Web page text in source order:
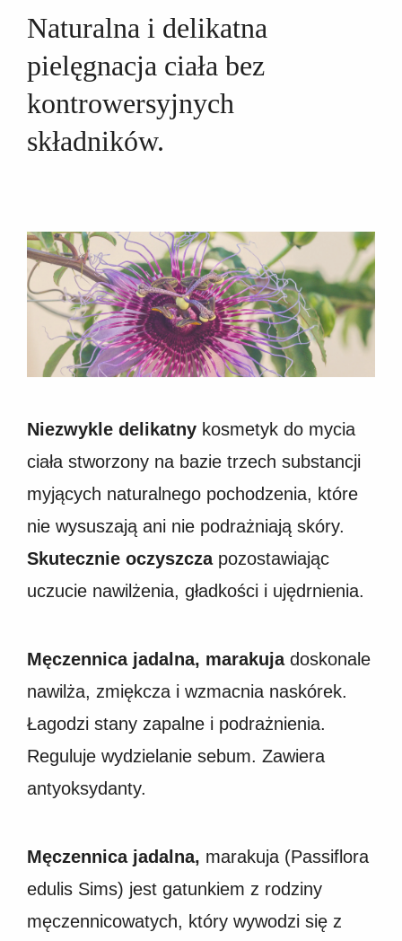
Naturalna i delikatna
pielęgnacja ciała bez
kontrowersyjnych
składników.
Niezwykle delikatny kosmetyk do mycia
ciała stworzony na bazie trzech substancji
myjących naturalnego pochodzenia, które
nie wysuszają ani nie podrażniają skóry.
Skutecznie oczyszczapozostawiając
uczucie nawilżenia, gładkości i ujędrnienia.
Męczennica jadalna, marakuja doskonale
nawilża, zmiękcza i wzmacnia naskórek.
Łagodzi stany zapalne i podrażnienia.
Reguluje wydzielanie sebum. Zawiera
antyoksydanty.
Męczennica jadalna, marakuja (Passiflora
edulis Sims) jest gatunkiem z rodziny
męczennicowatych, który wywodzi się z